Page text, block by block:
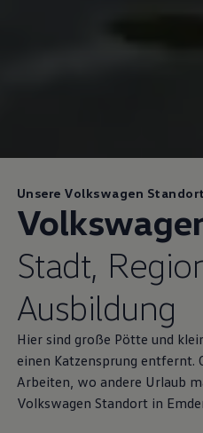
Unsere Volkswagen
Stadt,
Ausbildung
Hier sind große Pötte und
einen Katzensprung entfernt.
Arbeiten, wo andere Urlaub
Volkswagen Standort in